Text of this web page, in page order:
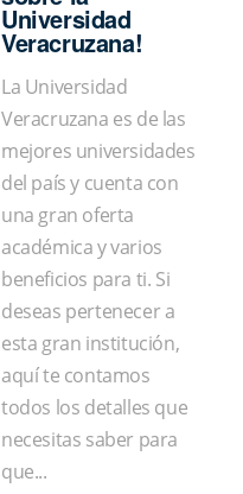
Universidad
Veracruzana!
La Universidad
Veracruzana es de las
mejores universidades
del país y cuenta con
una gran oferta
académica y varios
beneficios para ti. Si
deseas pertenecer a
esta gran institución,
aquí te contamos
todos los detalles que
necesitas saber para
que...